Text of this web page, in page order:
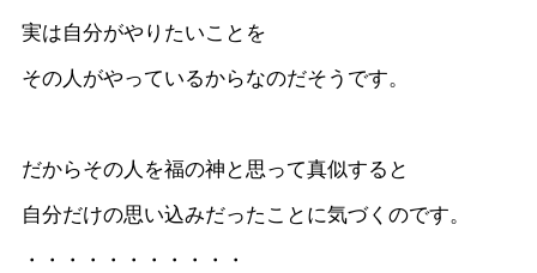
実は自分がやりたいことを
その人がやっているからなのだそうです。
だからその人を福の神と思って真似すると
自分だけの思い込みだったことに気づくのです。
・・・・・・・・・・・